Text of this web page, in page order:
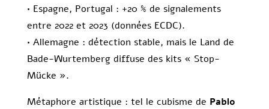
• Espagne, Portugal : +20 % de signalements
entre 2022 et 2023 (données ECDC).
• Allemagne : détection stable, mais le Land de
Bade-Wurtemberg diffuse des kits « Stop-
Mücke ».
Métaphore artistique : tel le cubisme de Pablo